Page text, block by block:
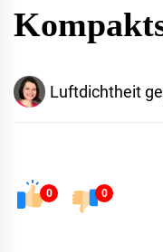
Luftdichtheit
0 0